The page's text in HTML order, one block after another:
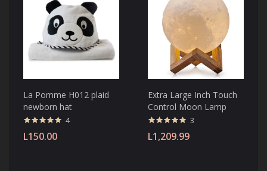
La Pomme H012 plaid
newborn hat
5.00de 5
4
L150.00
Extra Large Inch Touch
Control Moon Lamp
5.00de 5
3
L1,209.99